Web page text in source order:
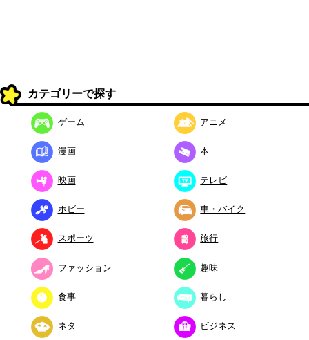
カテゴリーで探す
ゲーム アニメ
漫画 本
映画 テレビ
ホビー 車・バイク
スポーツ 旅行
ファッション 趣味
食事 暮らし
ネタ ビジネス